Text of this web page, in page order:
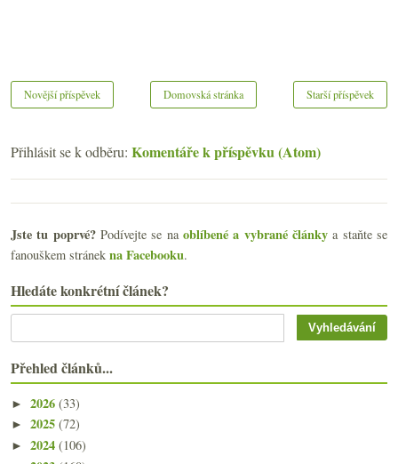
Novější příspěvek Starší příspěvek
Domovská stránka
Přihlásit se k odběru: Komentáře k příspěvku (Atom)
Jste tu poprvé?Podívejte se naoblíbené a vybrané články a staňte se
fanouškem stránek na Facebooku.
Hledáte konkrétní článek?
Přehled článků...
► 2026 (33)
► 2025 (72)
► 2024 (106)